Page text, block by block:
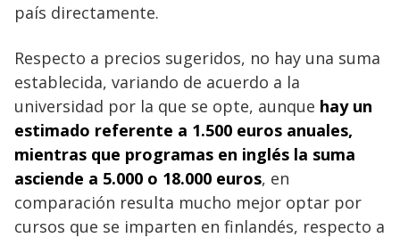
país directamente.
Respecto a precios sugeridos, no hay una suma
establecida, variando de acuerdo a la
universidad por la que se opte, aunque hay un
estimado referente a 1.500 euros anuales,
mientras que programas en inglés la suma
asciende a 5.000 o 18.000 euros, en
comparación resulta mucho mejor optar por
cursos que se imparten en finlandés, respecto a